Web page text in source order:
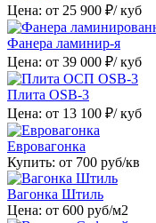
Цена: от 25 900 ₽/ куб
Фанера ламинир-я
Цена: от 39 000 ₽/ куб
Плита OSB-3
Цена: от 13 100 ₽/ куб
Евровагонка
Купить: от 700 руб/кв
Вагонка Штиль
Цена: от 600 руб/м2